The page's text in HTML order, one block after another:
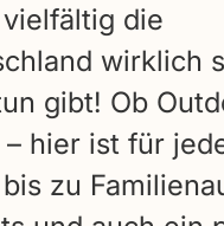
die
wirklich
gibt! Ob
hier ist für
zu